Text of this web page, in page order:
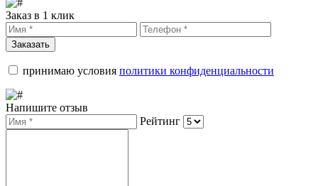
Заказ в 1 клик
Заказать
принимаю условия политики конфиденциальности
Напишите отзыв
Рейтинг